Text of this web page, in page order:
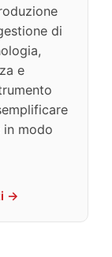
di
e
in modo
→